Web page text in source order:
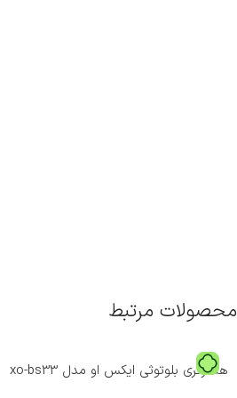
محصولات مرتبط
هندزفری بلوتوثی ایکس او مدل xo-bs33